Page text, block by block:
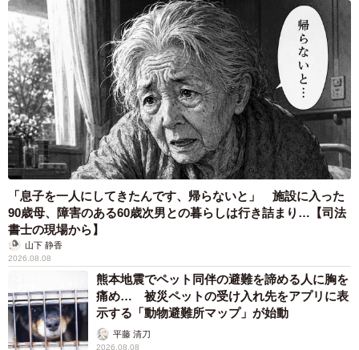
「息子を一人にしてきたんです、帰らないと」 施設に入った
90歳母、障害のある60歳次男との暮らしは行き詰まり…【司法
書士の現場から】
山下 静香
2026.08.08
熊本地震でペット同伴の避難を諦める人に胸を
痛め… 被災ペットの受け入れ先をアプリに表
示する「動物避難所マップ」が始動
平藤 清刀
2026.08.08